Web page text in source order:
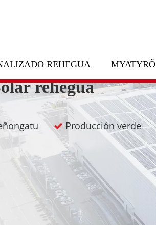
REHEGUA MYATYRÕ
rehegua
 Producción verde